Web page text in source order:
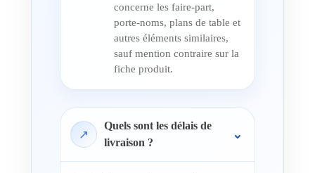
concerne les faire-part,
porte-noms, plans de table et
autres éléments similaires,
sauf mention contraire sur la
fiche produit.
↗
Quels sont les délais de
livraison ?